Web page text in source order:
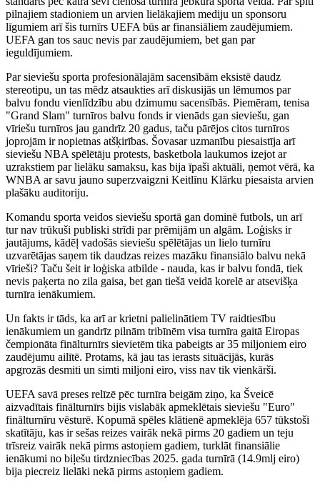
pilnajiem stadioniem un arvien lielākajiem mediju un sponsoru
līgumiem arī šis turnīrs UEFA būs ar finansiāliem zaudējumiem.
UEFA gan tos sauc nevis par zaudējumiem, bet gan par
ieguldījumiem.
Par sieviešu sporta profesionālajām sacensībām eksistē daudz
stereotipu, un tas mēdz atsaukties arī diskusijās un lēmumos par
balvu fondu vienlīdzību abu dzimumu sacensībās. Piemēram, tenisa
"Grand Slam" turnīros balvu fonds ir vienāds gan sieviešu, gan
vīriešu turnīros jau gandrīz 20 gadus, taču pārējos citos turnīros
joprojām ir nopietnas atšķirības. Šovasar uzmanību piesaistīja arī
sieviešu NBA spēlētāju protests, basketbola laukumos izejot ar
uzrakstiem par lielāku samaksu, kas bija īpaši aktuāli, ņemot vērā, ka
WNBA ar savu jauno superzvaigzni Keitlīnu Klārku piesaista arvien
plašāku auditoriju.
Komandu sporta veidos sieviešu sportā gan dominē futbols, un arī
tur nav trūkuši publiski strīdi par prēmijām un algām. Loģisks ir
jautājums, kādēļ vadošās sieviešu spēlētājas un lielo turnīru
uzvarētājas saņem tik daudzas reizes mazāku finansiālo balvu nekā
vīrieši? Taču šeit ir loģiska atbilde - nauda, kas ir balvu fondā, tiek
nevis paķerta no zila gaisa, bet gan tiešā veidā korelē ar atsevišķa
turnīra ienākumiem.
Un fakts ir tāds, ka arī ar krietni palielinātiem TV raidtiesību
ienākumiem un gandrīz pilnām tribīnēm visa turnīra gaitā Eiropas
čempionāta finālturnīrs sievietēm tika pabeigts ar 35 miljoniem eiro
zaudējumu ailītē. Protams, kā jau tas ierasts situācijās, kurās
apgrozās desmiti un simti miljoni eiro, viss nav tik vienkārši.
UEFA savā preses relīzē pēc turnīra beigām ziņo, ka Šveicē
aizvadītais finālturnīrs bijis vislabāk apmeklētais sieviešu "Euro"
finālturnīru vēsturē. Kopumā spēles klātienē apmeklēja 657 tūkstoši
skatītāju, kas ir sešas reizes vairāk nekā pirms 20 gadiem un teju
trīsreiz vairāk nekā pirms astoņiem gadiem, turklāt finansiālie
ienākumi no biļešu tirdzniecības 2025. gada turnīrā (14.9mlj eiro)
bija piecreiz lielāki nekā pirms astoņiem gadiem.